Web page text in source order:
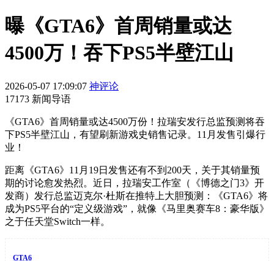
曝《GTA6》首周销量或达
4500万！吞下PS5半壁江山
2026-05-07 17:09:07 神评论
17173 新闻导语
《GTA6》首周销量或达4500万份！拉瑞安发行总监预测将吞
下PS5半壁江山，有望刷新游戏史销售记录。11月发售引爆行
业！
距离《GTA6》11月19日发售还有不到200天，关于其销量预
期的讨论愈发热烈。近日，拉瑞安工作室（《博德之门3》开
发商）发行总监迈克尔·杜斯在推特上大胆预测：《GTA6》将
成为PS5平台的“定义级游戏”，就像《马里奥赛车8：豪华版》
之于任天堂Switch一样。
GTA6